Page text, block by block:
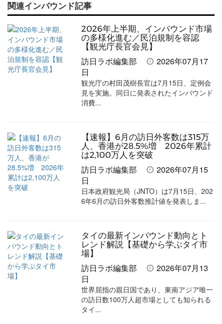
記
事
を
シ
ェ
記
ブ
ッ
ク
ー
ク
追
加
事
を
購
す
る
ガ
登
録
る
関連インバウンド記事
2026年上半期、インバウンド市場
の多様化進む／民泊規制を容認
【観光庁長官会見】
訪日ラボ編集部
2026年07月17
日
観光庁の村田茂樹長官は7月15日、定例会
見を実施。同日に発表されたインバウンド
消費...
【速報】6月の訪日外客数は315万
人、香港が28.5%増 2026年累計
は2,100万人を突破
訪日ラボ編集部
2026年07月15
日
日本政府観光局（JNTO）は7月15日、202
6年6月の訪日外客数推計値を発表しま...
タイの最新インバウンド動向とト
レンド解説【基礎から学ぶタイ市
場】
訪日ラボ編集部
2026年07月13
日
世界屈指の親日国であり、東南アジア唯一
の訪日数100万人超市場としても知られる
タイ...